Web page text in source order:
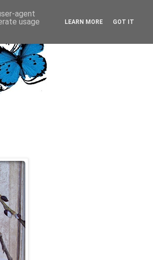
agent
usage
LEARN MORE GOT IT